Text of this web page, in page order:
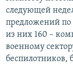
следующей
предложений
из них 160 –
военному
беспилотников,